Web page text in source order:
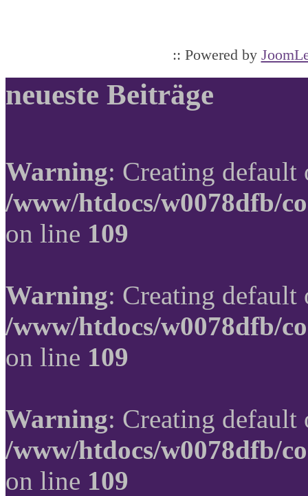
:: Powered by
neueste Beiträge
Warning: Creating
/www/htdocs/w0078dfb/
on line 109
Warning: Creating
/www/htdocs/w0078dfb/
on line 109
Warning: Creating
/www/htdocs/w0078dfb/
on line 109